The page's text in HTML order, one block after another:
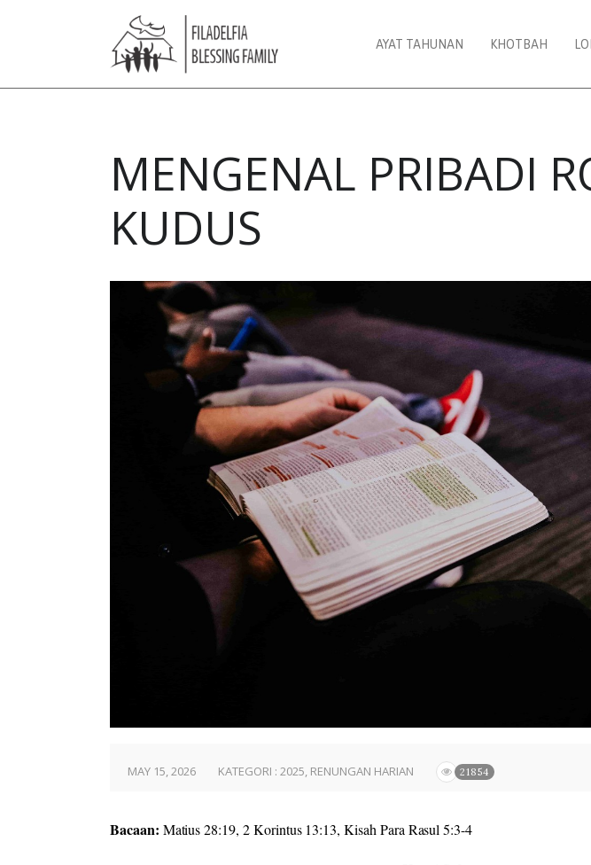
AYAT TAHUNAN KHOTBAH
MENGENAL PRIBADI
KUDUS
MAY 15, 2026 KATEGORI : 2025, RENUNGAN HARIAN 21854
Bacaan: Matius 28:19, 2 Korintus 13:13, Kisah Para Rasul 5:3-4